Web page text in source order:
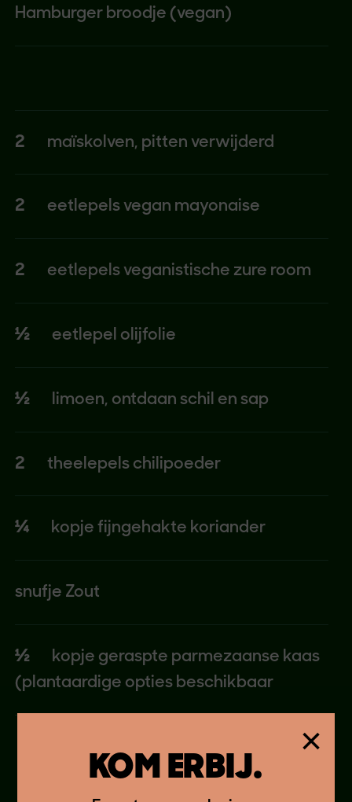
Hamburger broodje (vegan)
2 maïskolven, pitten verwijderd
2 eetlepels vegan mayonaise
2 eetlepels veganistische zure room
½ eetlepel olijfolie
½ limoen, ontdaan schil en sap
2 theelepels chilipoeder
¼ kopje fijngehakte koriander
snufje Zout
½
kopje geraspte parmezaanse kaas
(plantaardige opties beschikbaar
KOM ERBIJ.
×